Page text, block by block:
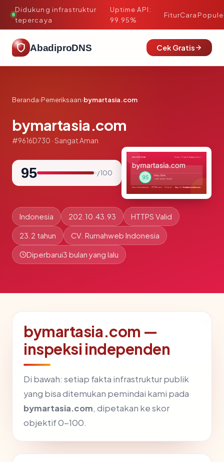
Didukung infrastruktur
tepercaya
·
Uptime API:
99.95%
FiturCara
AbadiproDNS Cek Gratis
Beranda›Pemeriksaan›bymartasia.com
bymartasia.com
#9616D730 · Sangat Aman
95 / 100
Indonesia 202.10.43.93 HTTPS Valid
23.2 tahun CV. Rumahweb Indonesia
Diperbarui3 bulan yang lalu
bymartasia.com —
inspeksi independen
Di bawah: setiap fakta infrastruktur publik
yang bisa ditemukan pemindai kami pada
bymartasia.com, dipetakan ke skor
objektif 0-100.